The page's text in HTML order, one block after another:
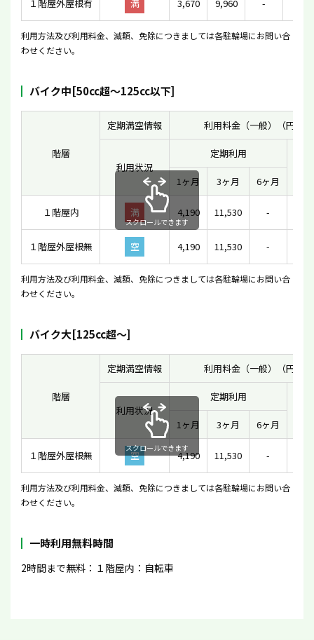
１階屋外屋根有 満 3,670 9,960 -
利用方法及び利用料金、減額、免除につきましては各駐輪場にお問い合
わせください。
バイク中[50cc超〜125cc以下]
階層
定期満空情報 利用料金（一般）（円）
利用状況
定期利用
1ヶ月
3ヶ月 6ヶ月
１階屋内 満 4,190 11,530 -
１階屋外屋根無 空 4,190 11,530 -
スクロールできます
利用方法及び利用料金、減額、免除につきましては各駐輪場にお問い合
わせください。
バイク大[125cc超〜]
階層
定期満空情報 利用料金（一般）（円）
利用状況
定期利用
1ヶ月
3ヶ月 6ヶ月
１階屋外屋根無 空 4,190 11,530 -
スクロールできます
利用方法及び利用料金、減額、免除につきましては各駐輪場にお問い合
わせください。
一時利用無料時間
2時間まで無料：１階屋内：自転車